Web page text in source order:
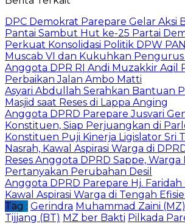
DPC Demokrat Parepare Gelar Aksi
Pantai Sambut Hut ke-25 Partai
Perkuat Konsolidasi Politik DPW
Muscab VI dan Kukuhkan Pengurus
Anggota DPR RI Andi Muzakkir Aqil
Perbaikan Jalan Ambo Matti
Asyari Abdullah Serahkan Bantuan
Masjid saat Reses di Lappa Anging
Anggota DPRD Parepare Jusvari
Konstituen, Siap Perjuangkan di
Konstituen Puji Kinerja Ligislator Sri
Nasrah, Kawal Aspirasi Warga di
Reses Anggota DPRD Sappe, Warga
Pertanyakan Perubahan Desil
Anggota DPRD Parepare Hj.
Kawal Aspirasi Warga di Tengah
Tag : Gerindra Muhammad Zaini
Tijjang (BT) MZ ber Bakti Pilkada